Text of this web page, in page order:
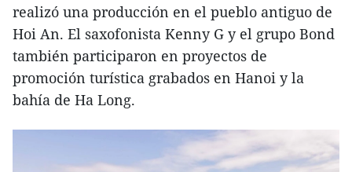
realizó una producción en el pueblo antiguo de
Hoi An. El saxofonista Kenny G y el grupo Bond
también participaron en proyectos de
promoción turística grabados en Hanoi y la
bahía de Ha Long.